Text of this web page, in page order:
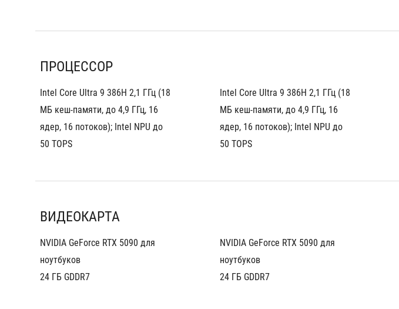
ПРОЦЕССОР
Intel Core Ultra 9 386H 2,1 ГГц (18
МБ кеш-памяти, до 4,9 ГГц, 16
ядер, 16 потоков); Intel NPU до
50 TOPS
Intel Core Ultra 9 386H 2,1 ГГц (18
МБ кеш-памяти, до 4,9 ГГц, 16
ядер, 16 потоков); Intel NPU до
50 TOPS
ВИДЕОКАРТА
NVIDIA GeForce RTX 5090 для
ноутбуков
24 ГБ GDDR7
NVIDIA GeForce RTX 5090 для
ноутбуков
24 ГБ GDDR7